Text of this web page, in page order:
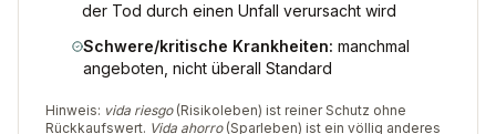
der Tod durch einen Unfall verursacht wird
Schwere/kritische Krankheiten: manchmal
angeboten, nicht überall Standard
Hinweis: vida riesgo(Risikoleben) ist reiner Schutz ohne
Rückkaufswert. Vida ahorro (Sparleben) ist ein völlig anderes